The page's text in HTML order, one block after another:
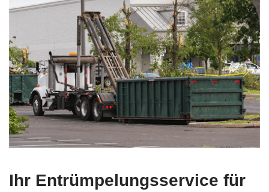
Ihr Entrümpelungsservice für